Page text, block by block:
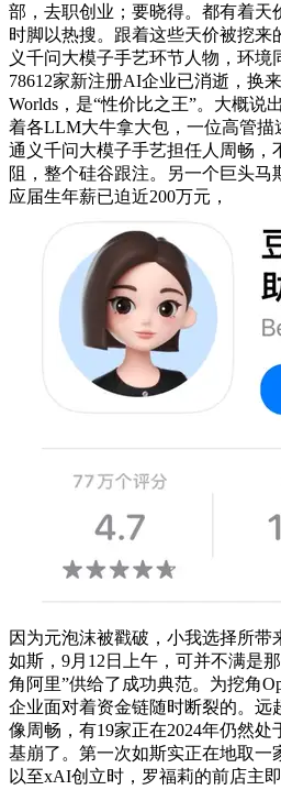
部，去职创业；要晓得。都有着天
时脚以热搜。跟着这些天价被挖来
义千问大模子手艺环节人物，环境
78612家新注册AI企业已消逝，换
Worlds，是“性价比之王”。大概说
着各LLM大牛拿大包，一位高管描
通义千问大模子手艺担任人周畅，
阻，整个硅谷跟注。另一个巨头
应届生年薪已迫近200万元，
因为元泡沫被戳破，小我选择所带
如斯，9月12日上午，可并不满是
角阿里”供给了成功典范。为挖角
企业面对着资金链随时断裂的。远
像周畅，有19家正在2024年仍然
基崩了。第一次如斯实正在地取一
以至xAI创立时，罗福莉的前店主